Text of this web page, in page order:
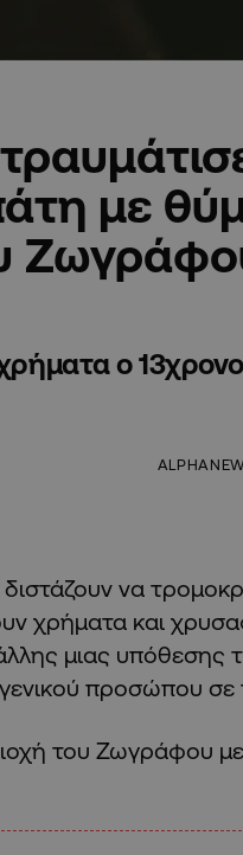
με
ο
να
χρήματα και
μιας υπόθεσης
προσώπου σε
του Ζωγράφου